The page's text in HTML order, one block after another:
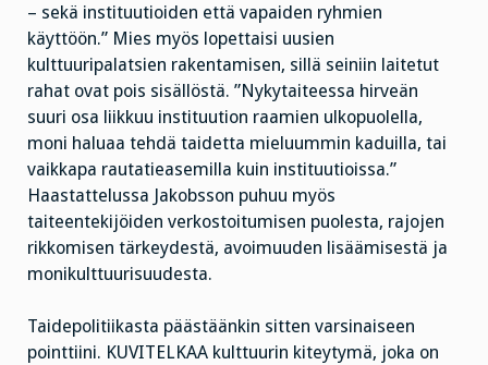
– sekä instituutioiden että vapaiden ryhmien
käyttöön.” Mies myös lopettaisi uusien
kulttuuripalatsien rakentamisen, sillä seiniin laitetut
rahat ovat pois sisällöstä. ”Nykytaiteessa hirveän
suuri osa liikkuu instituution raamien ulkopuolella,
moni haluaa tehdä taidetta mieluummin kaduilla, tai
vaikkapa rautatieasemilla kuin instituutioissa.”
Haastattelussa Jakobsson puhuu myös
taiteentekijöiden verkostoitumisen puolesta, rajojen
rikkomisen tärkeydestä, avoimuuden lisäämisestä ja
monikulttuurisuudesta.
Taidepolitiikasta päästäänkin sitten varsinaiseen
pointtiini. KUVITELKAA kulttuurin kiteytymä, joka on